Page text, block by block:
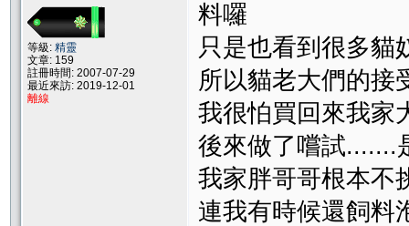
等級: 精靈
文章: 159
註冊時間: 2007-07-29
最近來訪: 2019-12-01
離線
料囉
只是也看到很多貓
所以貓老大們的接
我很怕買回來我家
後來做了嚐試.......
我家胖哥哥根本不
連我有時候還飼料